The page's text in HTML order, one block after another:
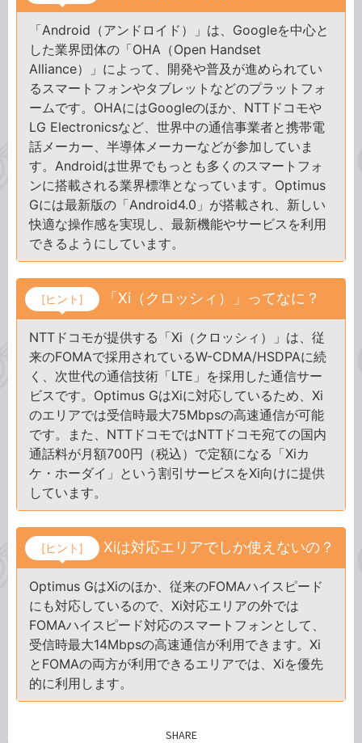
「Android（アンドロイド）」は、Googleを中心と
した業界団体の「OHA（Open Handset
Alliance）」によって、開発や普及が進められてい
るスマートフォンやタブレットなどのプラットフォ
ームです。OHAにはGoogleのほか、NTTドコモや
LG Electronicsなど、世界中の通信事業者と携帯電
話メーカー、半導体メーカーなどが参加していま
す。Androidは世界でもっとも多くのスマートフォ
ンに搭載される業界標準となっています。Optimus
Gには最新版の「Android4.0」が搭載され、新しい
快適な操作感を実現し、最新機能やサービスを利用
できるようにしています。
[ヒント] 「Xi（クロッシィ）」ってなに？
NTTドコモが提供する「Xi（クロッシィ）」は、従
来のFOMAで採用されているW-CDMA/HSDPAに続
く、次世代の通信技術「LTE」を採用した通信サー
ビスです。Optimus GはXiに対応しているため、Xi
のエリアでは受信時最大75Mbpsの高速通信が可能
です。また、NTTドコモではNTTドコモ宛ての国内
通話料が月額700円（税込）で定額になる「Xiカ
ケ・ホーダイ」という割引サービスをXi向けに提供
しています。
[ヒント] Xiは対応エリアでしか使えないの？
Optimus GはXiのほか、従来のFOMAハイスピード
にも対応しているので、Xi対応エリアの外では
FOMAハイスピード対応のスマートフォンとして、
受信時最大14Mbpsの高速通信が利用できます。Xi
とFOMAの両方が利用できるエリアでは、Xiを優先
的に利用します。
SHARE